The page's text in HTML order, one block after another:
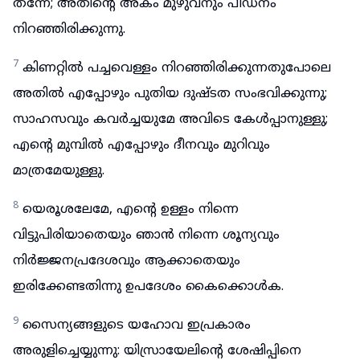
തന്നേ; അതിന്റെ അകം മുഴുവനും പീഡനം
നിറഞ്ഞിരിക്കുന്നു.
7 കിണറ്റിൽ പച്ചവെള്ളം നിറഞ്ഞിരിക്കുന്നതുപോലെ
അതിൽ എപ്പോഴും പുതിയ ദുഷ്ടത സംഭവിക്കുന്നു;
സാഹസവും കവർച്ചയുമേ അവിടെ കേൾപ്പാനുള്ളു;
എന്റെ മുമ്പിൽ എപ്പോഴും ദീനവും മുറിവും
മാത്രമേയുള്ളു.
8 യെരൂശലേമേ, എന്റെ ഉള്ളം നിന്നെ
വിട്ടുപിരിയാതെയും ഞാൻ നിന്നെ ശൂന്യവും
നിർജ്ജനപ്രദേശവും ആക്കാതെയും
ഇരിക്കേണ്ടതിന്നു ഉപദേശം കൈക്കൊൾക.
9 സൈന്യങ്ങളുടെ യഹോവ ഇപ്രകാരം
അരുളിച്ചെയ്യുന്നു: യിസ്രായേലിന്റെ ശേഷിപ്പിനെ